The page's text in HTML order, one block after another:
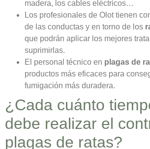
madera, los cables eléctricos…
Los profesionales de Olot tienen
de las conductas y en torno de los
que podrán aplicar los mejores
suprimirlas.
El personal técnico en plagas de
productos más eficaces para
fumigación más duradera.
¿Cada cuánto
debe realizar el
plagas de ratas?